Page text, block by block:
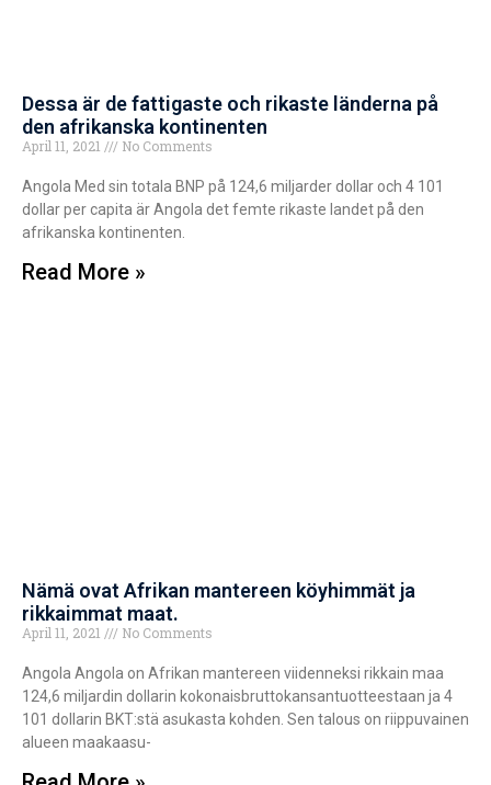
Dessa är de fattigaste och rikaste länderna på
den afrikanska kontinenten
April 11, 2021 No Comments
Angola Med sin totala BNP på 124,6 miljarder dollar och 4 101
dollar per capita är Angola det femte rikaste landet på den
afrikanska kontinenten.
Read More »
Nämä ovat Afrikan mantereen köyhimmät ja
rikkaimmat maat.
April 11, 2021 No Comments
Angola Angola on Afrikan mantereen viidenneksi rikkain maa
124,6 miljardin dollarin kokonaisbruttokansantuotteestaan ja 4
101 dollarin BKT:stä asukasta kohden. Sen talous on riippuvainen
alueen maakaasu-